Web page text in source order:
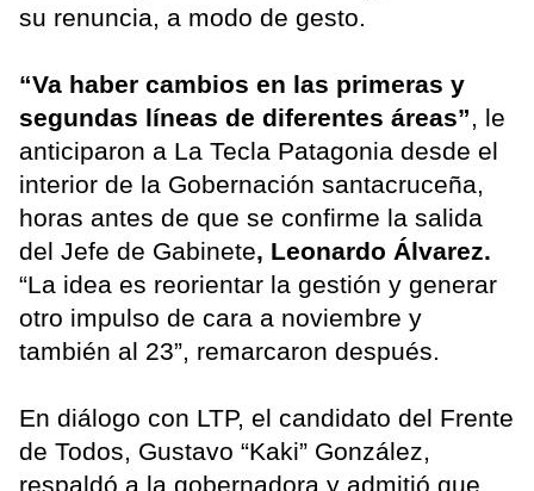
su renuncia, a modo de gesto.
“Va haber cambios en las primeras y
segundas líneas de diferentes áreas”, le
anticiparon a La Tecla Patagonia desde el
interior de la Gobernación santacruceña,
horas antes de que se confirme la salida
del Jefe de Gabinete, Leonardo Álvarez.
“La idea es reorientar la gestión y generar
otro impulso de cara a noviembre y
también al 23”, remarcaron después.
En diálogo con LTP, el candidato del Frente
de Todos, Gustavo “Kaki” González,
respaldó a la gobernadora y admitió que